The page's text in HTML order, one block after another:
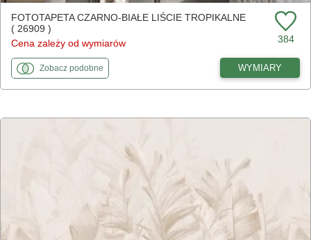
FOTOTAPETA CZARNO-BIAŁE LIŚCIE TROPIKALNE
( 26909 )
Cena zależy od wymiarów
384
Zobaczfototapety
podobnedo Czarno-białe liście tropikalne WYMIARY